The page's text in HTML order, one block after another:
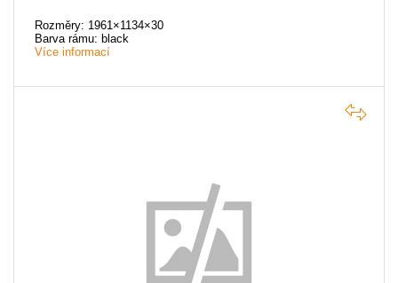
Rozměry: 1961×1134×30
Barva rámu: black
Více informací